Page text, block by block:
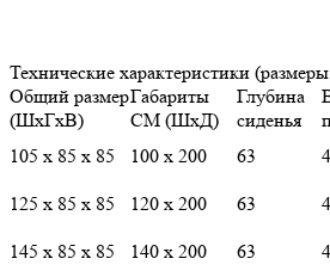
Технические характеристики
Общий размер
(ШхГхВ)
Габариты
СМ (ШхД)
Глубина
сиденья
105 х 85 х 85
100 х 200 63
125 х 85 х 85
120 х 200 63
145 х 85 х 85
140 х 200 63